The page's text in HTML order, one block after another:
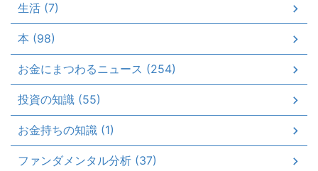
生活 (7)
本 (98)
お金にまつわるニュース (254)
投資の知識 (55)
お金持ちの知識 (1)
ファンダメンタル分析 (37)